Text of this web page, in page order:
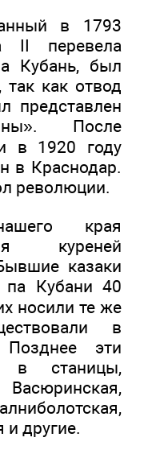
в 1793
II перевела
Кубань, был
так как отвод
представлен
После
в 1920 году
в Краснодар.
революции.
края
куреней
казаки
Кубани 40
носили те же
в
Позднее эти
в станицы,
другие.